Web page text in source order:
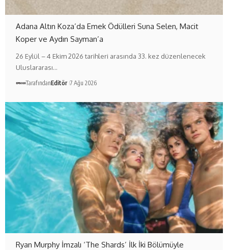
Adana Altın Koza’da Emek Ödülleri Suna Selen, Macit
Koper ve Aydın Sayman’a
26 Eylül – 4 Ekim 2026 tarihleri arasında 33. kez düzenlenecek
Uluslararası…
TarafındanEditör 7 Ağu 2026
Ryan Murphy İmzalı ‘The Shards’ İlk İki Bölümüyle